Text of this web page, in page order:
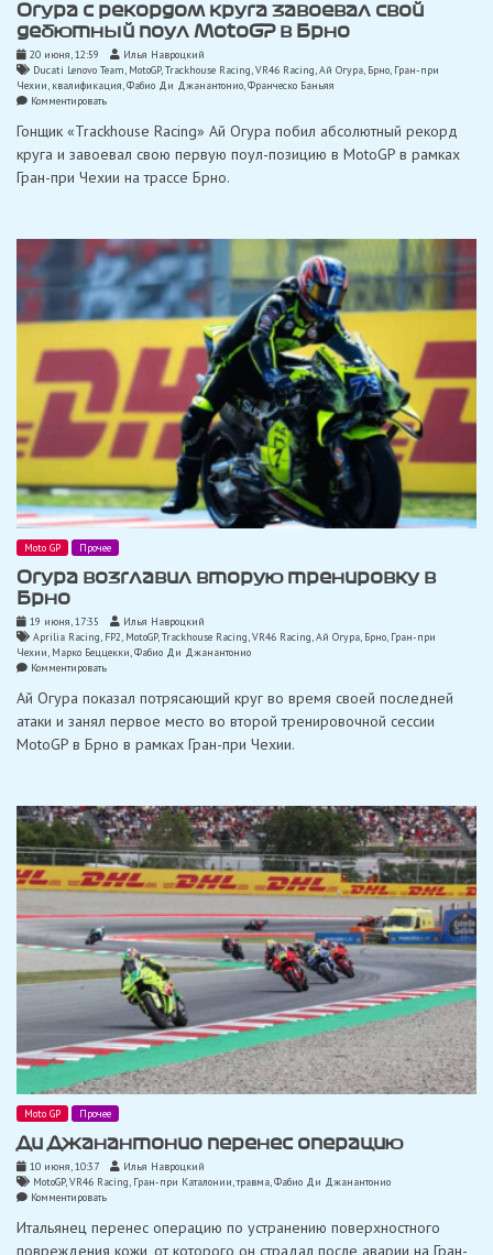
Огура c рекордом круга завоевал свой
дебютный поул MotoGP в Брно
20 июня, 12:59
Илья Навроцкий
Ducati Lenovo Team, MotoGP,Trackhouse Racing,VR46 Racing,Ай Огура, Брно, Гран-при
Чехии, квалификация,Фабио Ди Джанантонио,Франческо Баньяя
Комментироватьon
c
круга
завоевал
MotoGP
в
Гонщик «Trackhouse Racing» Ай Огура побил абсолютный рекорд
круга и завоевал свою первую поул-позицию в MotoGP в рамках
Гран-при Чехии на трассе Брно.
Moto GP Прочее
Огура возглавил вторую тренировку в
Брно
19 июня, 17:35
Илья Навроцкий
Aprilia Racing FP2 MotoGP, Trackhouse Racing VR46 Racing Ай Огура Брно Гран-при
Чехии Марко Беццекки Фабио Ди Джанантонио
Комментироватьon
возглавил
тренировку
в
Ай Огура показал потрясающий круг во время своей последней
атаки и занял первое место во второй тренировочной сессии
MotoGP в Брно в рамках Гран-при Чехии.
Moto GP Прочее
Ди Джанантонио перенес операцию
10 июня, 10:37
Илья Навроцкий
MotoGP,VR46 Racing, Гран-при Каталонии,травма,Фабио Ди Джанантонио
Комментироватьon
Джанантонио
Итальянец перенес операцию по устранению поверхностного
повреждения кожи, от которого он страдал после аварии на Гран-